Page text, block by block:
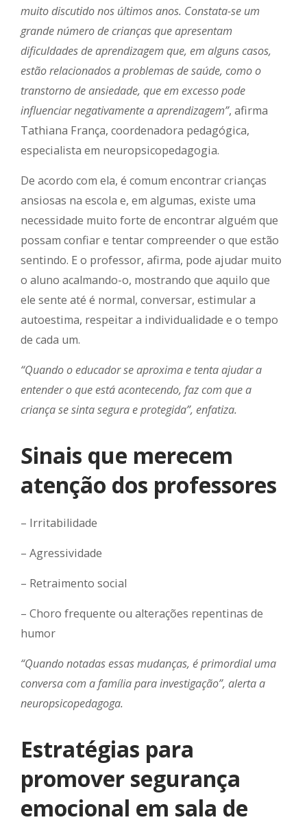
muito discutido nos últimos anos. Constata-se um
grande número de crianças que apresentam
dificuldades de aprendizagem que, em alguns casos,
estão relacionados a problemas de saúde, como o
transtorno de ansiedade, que em excesso pode
influenciar negativamente a aprendizagem”, afirma
Tathiana França, coordenadora pedagógica,
especialista em neuropsicopedagogia.
De acordo com ela, é comum encontrar crianças
ansiosas na escola e, em algumas, existe uma
necessidade muito forte de encontrar alguém que
possam confiar e tentar compreender o que estão
sentindo. E o professor, afirma, pode ajudar muito
o aluno acalmando-o, mostrando que aquilo que
ele sente até é normal, conversar, estimular a
autoestima, respeitar a individualidade e o tempo
de cada um.
“Quando o educador se aproxima e tenta ajudar a
entender o que está acontecendo, faz com que a
criança se sinta segura e protegida”, enfatiza.
Sinais que merecem
atenção dos professores
– Irritabilidade
– Agressividade
– Retraimento social
– Choro frequente ou alterações repentinas de
humor
“Quando notadas essas mudanças, é primordial uma
conversa com a família para investigação”, alerta a
neuropsicopedagoga.
Estratégias para
promover segurança
emocional em sala de